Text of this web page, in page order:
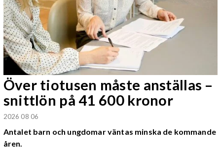
Över tiotusen måste anställas –
snittlön på 41 600 kronor
2026 08 06
Antalet barn och ungdomar väntas minska de kommande
åren.